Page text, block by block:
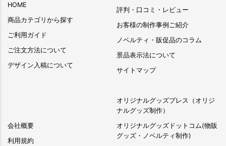
HOME
商品カテゴリから探す
ご利用ガイド
ご注文方法について
デザイン入稿について
会社概要
利用規約
評判・口コミ・レビュー
お客様の制作事例ご紹介
ノベルティ・販促品のコラム
景品表示法について
サイトマップ
オリジナルグッズプレス（オリジ
ナルグッズ制作）
オリジナルグッズドットコム(物販
グッズ・ノベルティ制作)